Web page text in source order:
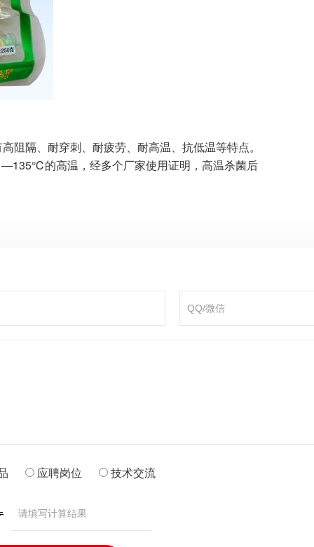
隔、耐穿刺、耐疲劳、耐高温、抗低温等特点。
的高温，经多个厂家使用证明，高温杀菌后
应聘岗位 技术交流